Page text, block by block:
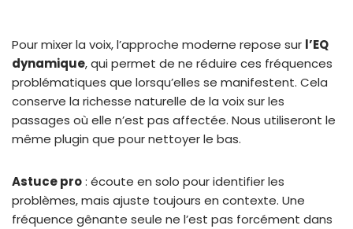
Pour mixer la voix, l’approche moderne repose sur l’EQ
dynamique, qui permet de ne réduire ces fréquences
problématiques que lorsqu’elles se manifestent. Cela
conserve la richesse naturelle de la voix sur les
passages où elle n’est pas affectée. Nous utiliseront le
même plugin que pour nettoyer le bas.
Astuce pro: écoute en solo pour identifier les
problèmes, mais ajuste toujours en contexte. Une
fréquence gênante seule ne l’est pas forcément dans